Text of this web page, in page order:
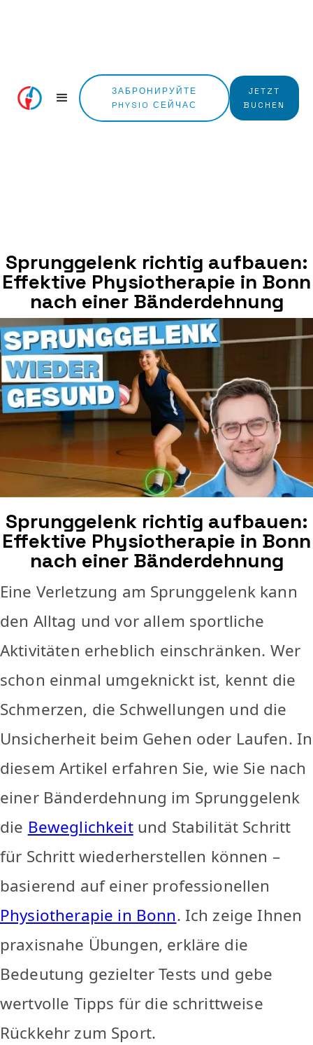
ЗАБРОНИРУЙТЕ
PHYSIO СЕЙЧАС
JETZT
BUCHEN
Sprunggelenk richtig aufbauen:
Effektive Physiotherapie in Bonn
nach einer Bänderdehnung
Sprunggelenk richtig aufbauen:
Effektive Physiotherapie in Bonn
nach einer Bänderdehnung
Eine Verletzung am Sprunggelenk kann
den Alltag und vor allem sportliche
Aktivitäten erheblich einschränken. Wer
schon einmal umgeknickt ist, kennt die
Schmerzen, die Schwellungen und die
Unsicherheit beim Gehen oder Laufen. In
diesem Artikel erfahren Sie, wie Sie nach
einer Bänderdehnung im Sprunggelenk
die Beweglichkeitund Stabilität Schritt
für Schritt wiederherstellen können –
basierend auf einer professionellen
Physiotherapie in Bonn. Ich zeige Ihnen
praxisnahe Übungen, erkläre die
Bedeutung gezielter Tests und gebe
wertvolle Tipps für die schrittweise
Rückkehr zum Sport.